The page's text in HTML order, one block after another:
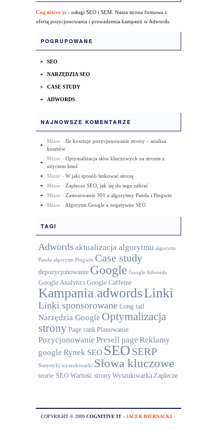
Cognitive it - usługi SEO i SEM. Nasza strona firmowa z
ofertą pozycjonowania i prowadzenia kampanii w Adwords.
POGRUPOWANE
SEO
NARZĘDZIA SEO
CASE STUDY
ADWORDS
NAJNOWSZE KOMENTARZE
Mizor - Ile kosztuje pozycjonowanie strony – analiza
kosztów
Mizor - Optymalizacja słów kluczowych na stronie z
użyciem html
Mizor - W jaki sposób linkować stronę
Mizor - Zaplecze SEO, jak się do tego zabrać
Mizor - Zastosowanie 301 a algorytmy Panda i Pingwin
Mizor - Algorytm Google a negatywne SEO
TAGI
Adwords aktualizacja algorytmu algorytm
Panda algorytm Pingwin Case study
depozycjonowanie Google Google Adwords
Google AnalyticsGoogle Caffeine
Kampania adwordsLinki
Linki sponsorowane Long tail
Narzędzia Google Optymalizacja
stronyPage rankPlanowanie
Pozycjonowanie Presell page Reklamy
google Rynek SEO SEO SERP
Statystyki wyszukiwarki Słowa kluczowe
teorie SEOWartość stronyWyszukiwarka Zaplecze
COPYRIGHT © 2009 COGNITIVE IT - JACEK BIERNACKI